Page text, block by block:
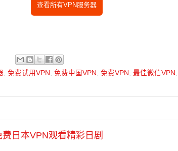
查看所有VPN服务器
免费试用VPN 免费中国VPN 免费VPN 最佳微信VPN
日本VPN观看精彩日剧